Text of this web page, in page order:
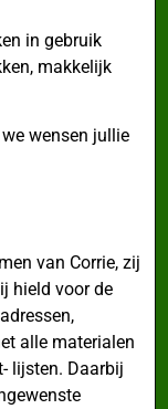
in gebruik
makkelijk
wensen jullie
van Corrie, zij
hield voor de
alle materialen
lijsten. Daarbij